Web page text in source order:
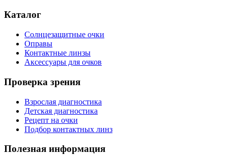
Каталог
Солнцезащитные очки
Оправы
Контактные линзы
Аксессуары для очков
Проверка зрения
Взрослая диагностика
Детская диагностика
Рецепт на очки
Подбор контактных линз
Полезная информация